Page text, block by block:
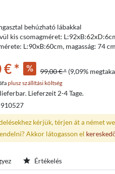
behúzható lábakkal
kis csomagméret:
L:90xB:60cm, magasság: 74 cm
€ * 99,00 € * (9,09%
plusz szállítási költség
Lieferzeit 2-4 Tage.
910527
kérjük, térjen át a német
Akkor látogasson el
Értékelés